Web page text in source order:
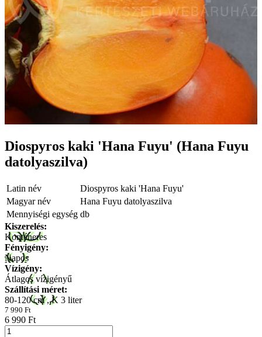
Diospyros kaki 'Hana Fuyu' (Hana Fuyu
datolyaszilva)
Latin név
Diospyros kaki 'Hana Fuyu'
Magyar név
Hana Fuyu datolyaszilva
Mennyiségi egység db
Kiszerelés:
Konténeres
Fényigény:
Napos
Vízigény:
Átlagos vízigényű
Szállítási méret:
80-120 cm , K 3 liter
7 990 Ft
6 990 Ft